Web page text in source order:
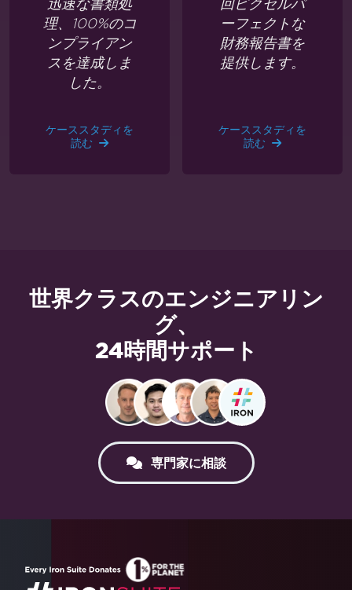
迅速な書類処
理、100%のコ
ンプライアン
スを達成しま
した。
ケーススタディを
読む
回ピクセルパ
ーフェクトな
財務報告書を
提供します。
ケーススタディを
読む
世界クラスのエンジニアリン
グ、
24時間サポート
専門家に相談